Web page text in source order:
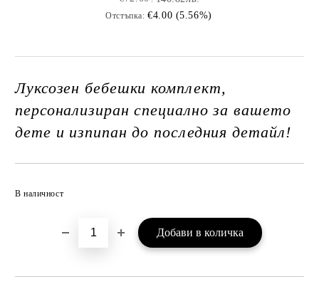
Отстъпка: €4.00 (5.56%)
Луксозен бебешки комплект,
персонализиран специално за вашето
дете и изпипан до последния детайл!
В наличност